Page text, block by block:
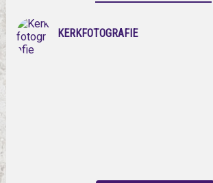
KERKFOTOGRAFIE